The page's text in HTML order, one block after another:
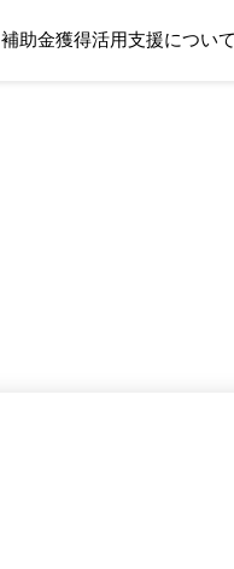
補助金獲得活用支援について